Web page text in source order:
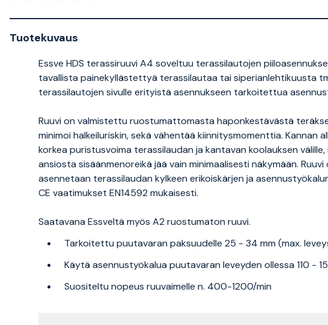
Tuotekuvaus
Essve HDS terassiruuvi A4 soveltuu terassilautojen
tavallista painekyllästettyä terassilautaa tai siperianlehtikuusta
terassilautojen sivulle erityistä asennukseen tarkoitettua
Ruuvi on valmistettu ruostumattomasta haponkestävästä
minimoi halkeiluriskin, sekä vähentää kiinnitysmomenttia. Kannan
korkea puristusvoima terassilaudan ja kantavan koolauksen
ansiosta sisäänmenoreikä jää vain minimaalisesti näkymään.
asennetaan terassilaudan kylkeen erikoiskärjen ja
CE vaatimukset EN14592 mukaisesti.
Saatavana Essveltä myös A2 ruostumaton ruuvi.
Tarkoitettu puutavaran paksuudelle 25 - 34 mm (max.
Käytä asennustyökalua puutavaran leveyden ollessa 110 -
Suositeltu nopeus ruuvaimelle n. 400-1200/min